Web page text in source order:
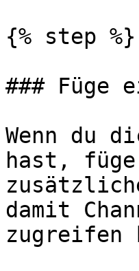
{% step %}
### Füge
Wenn du
hast, füge
damit
zugreifen